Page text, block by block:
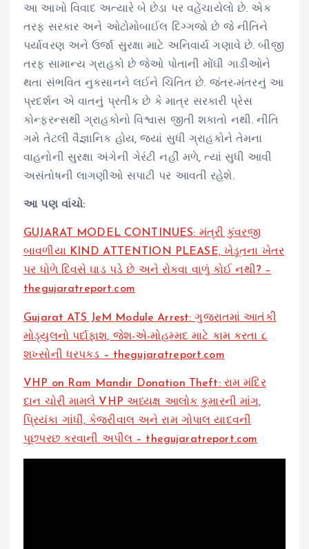
આ આખો વિવાદ અત્યારે બે છેડા પર વહેંચાયેલો છે. એક
તરફ સરકાર અને ઓટોમોબાઈલ દિગ્ગજો છે જે નીતિને
પર્યાવરણ અને ઉર્જા સુરક્ષા માટે અનિવાર્ય ગણાવે છે. બીજી
તરફ સામાન્ય ગ્રાહકો છે જેઓ પોતાની મોંઘી ગાડીઓને
થતા સંભવિત નુકસાનને લઈને ચિંતિત છે. જંતર-મંતરનું આ
પ્રદર્શન એ વાતનું પ્રતીક છે કે માત્ર સરકારી પ્રેસ
કોન્ફરન્સથી ગ્રાહકોનો વિશ્વાસ જીતી શકાતો નથી. નીતિ
ગમે તેટલી વૈજ્ઞાનિક હોય, જ્યાં સુધી ગ્રાહકોને તેમના
વાહનોની સુરક્ષા અંગેની ગેરંટી નહીં મળે, ત્યાં સુધી આવી
અસંતોષની લાગણીઓ સપાટી પર આવતી રહેશે.
આ પણ વાંચો:
GUJARAT MODEL CONTINUES: મંત્રી કુંવરજી
બાવળીયા KIND ATTENTION PLEASE, ખેડૂતના ખેતર
પર ધોળે દિવસે ઘાડ પડે છે અને રોકવા વાળું કોઈ નથી? –
thegujaratreport.com
Gujarat ATS JeM Module Arrest: ગુજરાતમાં આતંકી
મોડ્યુલનો પર્દાફાશ, જેશ-એ-મોહમ્મદ માટે કામ કરતા ૮
શખ્સોની ધરપકડ – thegujaratreport.com
VHP on Ram Mandir Donation Theft: રામ મંદિર
દાન ચોરી મામલે VHP અધ્યક્ષ આલોક કુમારની માંગ,
પ્રિયંકા ગાંધી, કેજરીવાલ અને રામ ગોપાલ યાદવની
પૂછપરછ કરવાની અપીલ – thegujaratreport.com